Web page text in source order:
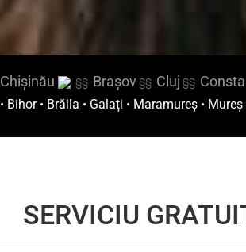
Chișinău §§ Brașov§§ Cluj §§
• Bihor• Brăila • Galați • Maramureș• Mureș
SERVICIU